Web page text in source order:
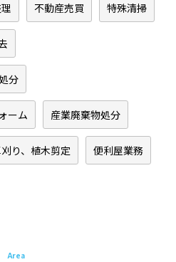
不動産売買 特殊清掃
分
ーム 産業廃棄物処分
り、植木剪定 便利屋業務